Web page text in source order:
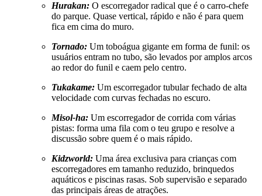
Hurakan: O escorregador radical que é o carro-chefe
do parque. Quase vertical, rápido e não é para quem
fica em cima do muro.
Tornado: Um toboágua gigante em forma de funil: os
usuários entram no tubo, são levados por amplos arcos
ao redor do funil e caem pelo centro.
Tukakame: Um escorregador tubular fechado de alta
velocidade com curvas fechadas no escuro.
Misol-ha: Um escorregador de corrida com várias
pistas: forma uma fila com o teu grupo e resolve a
discussão sobre quem é o mais rápido.
Kidzworld: Uma área exclusiva para crianças com
escorregadores em tamanho reduzido, brinquedos
aquáticos e piscinas rasas. Sob supervisão e separado
das principais áreas de atrações.